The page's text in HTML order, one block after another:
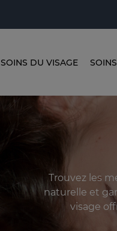
SOINS DU VISAGE
Trouvez les
naturelle et
visage